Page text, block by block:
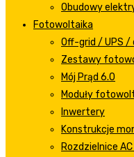
Obudowy
Fotowoltaika
Off-grid / UPS /
Zestawy
Mój Prąd 6.0
Moduły
Inwertery
Konstrukcje
Rozdzielnice AC